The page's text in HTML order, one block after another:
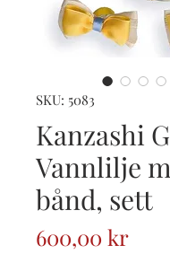
SKU: 5083
Kanzashi
Vannlilje
bånd, sett
600,00 krPris